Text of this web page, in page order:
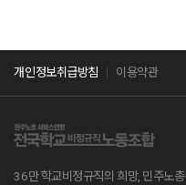
개인정보취급방침 이용약관
민주노총
전교조
36만 학교비정규직의 희망, 민주노